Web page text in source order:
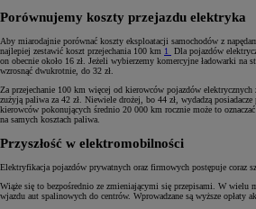
Porównujemy koszty przejazdu elektryka
Aby miarodajnie porównać koszty eksploatacji samochodów z
najlepiej zestawić koszt przejechania 100 km 1
Dla pojazdów
on obecnie około 16 zł. Jeżeli wybierzemy komercyjne ładowarki na
wzrosnąć dwukrotnie, do 32 zł.
Za przejechanie 100 km więcej od kierowców pojazdów elektrycznych
zużyją paliwa za 42 zł. Niewiele drożej, bo 44 zł, wydadzą
kierowców pokonujących średnio 20 000 km rocznie może to
na samych kosztach paliwa.
Przyszłość w elektromobilności
Elektryfikacja pojazdów prywatnych oraz firmowych postępuje coraz
Wiąże się to bezpośrednio ze zmieniającymi się przepisami. W wielu
wjazdu aut spalinowych do centrów. Wprowadzane są wyższe opłaty